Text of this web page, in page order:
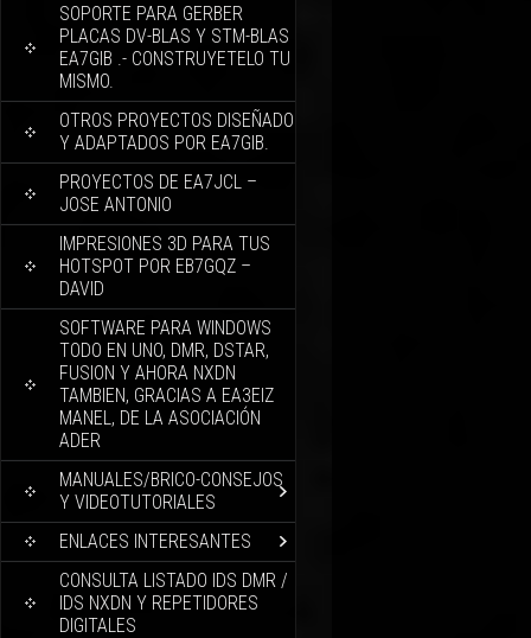
SOPORTE PARA GERBER
PLACAS DV-BLAS Y STM-BLAS
EA7GIB .- CONSTRUYETELO TU
MISMO.
OTROS PROYECTOS DISEÑADO
Y ADAPTADOS POR EA7GIB.
PROYECTOS DE EA7JCL –
JOSE ANTONIO
IMPRESIONES 3D PARA TUS
HOTSPOT POR EB7GQZ –
DAVID
SOFTWARE PARA WINDOWS
TODO EN UNO, DMR, DSTAR,
FUSION Y AHORA NXDN
TAMBIEN, GRACIAS A EA3EIZ
MANEL, DE LA ASOCIACIÓN
ADER
MANUALES/BRICO-CONSEJOS
Y VIDEOTUTORIALES
ENLACES INTERESANTES
CONSULTA LISTADO IDS DMR /
IDS NXDN Y REPETIDORES
DIGITALES